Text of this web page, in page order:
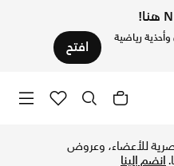
رياضية افتح
للأعضاء، وعروض
انضم إلينا